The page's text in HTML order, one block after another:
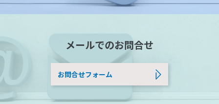
メールでのお問合せ
お問合せフォーム